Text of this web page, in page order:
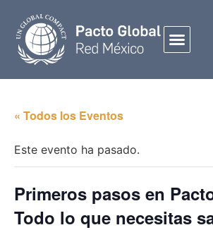
« Todos los Eventos
Este evento ha pasado.
Primeros pasos en
Todo lo que necesitas